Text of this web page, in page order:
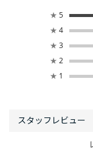
★ 5
★ 4
★ 3
★ 2
★ 1